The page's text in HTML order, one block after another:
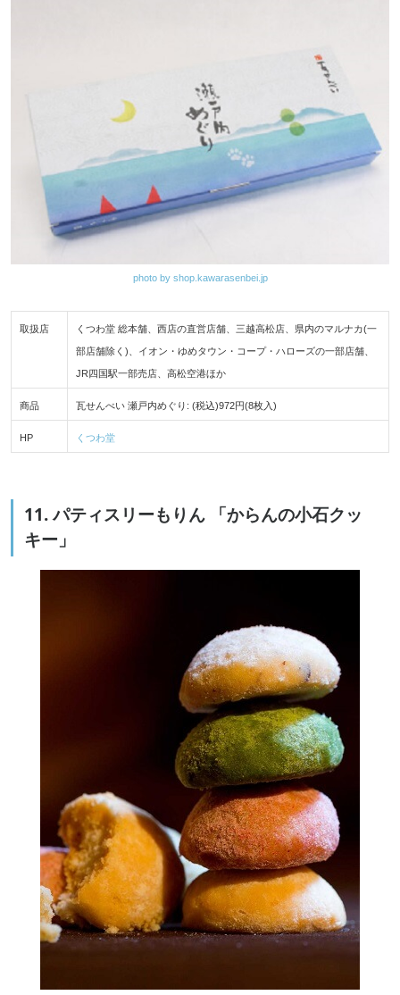
photo by shop.kawarasenbei.jp
取扱店 くつわ堂 総本舗、西店の直営店舗、三越高松店、県内のマルナカ(一
部店舗除く)、イオン・ゆめタウン・コープ・ハローズの一部店舗、
JR四国駅一部売店、高松空港ほか
商品 瓦せんべい 瀬戸内めぐり: (税込)972円(8枚入)
HP くつわ堂
11. パティスリーもりん 「からんの小石クッ
キー」